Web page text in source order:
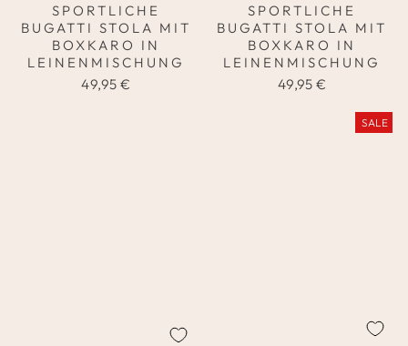
SPORTLICHE
BUGATTI STOLA MIT
BOXKARO IN
LEINENMISCHUNG
49,95 €
SPORTLICHE
BUGATTI STOLA MIT
BOXKARO IN
LEINENMISCHUNG
49,95 €
SALE